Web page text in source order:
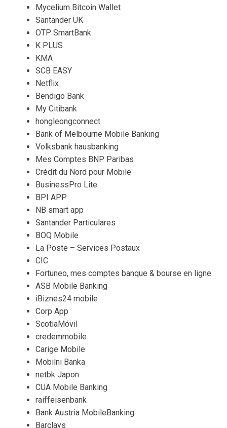
Mycelium Bitcoin Wallet
Santander UK
OTP SmartBank
K PLUS
KMA
SCB EASY
Netflix
Bendigo Bank
My Citibank
hongleongconnect
Bank of Melbourne Mobile Banking
Volksbank hausbanking
Mes Comptes BNP Paribas
Crédit du Nord pour Mobile
BusinessPro Lite
BPI APP
NB smart app
Santander Particulares
BOQ Mobile
La Poste – Services Postaux
CIC
Fortuneo, mes comptes banque & bourse en ligne
ASB Mobile Banking
iBiznes24 mobile
Corp App
ScotiaMóvil
credemmobile
Carige Mobile
Mobilni Banka
netbk Japon
CUA Mobile Banking
raiffeisenbank
Bank Austria MobileBanking
Barclays